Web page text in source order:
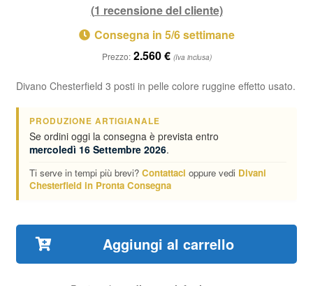
Valutato 5.00
di
1
(1 recensione del cliente)
Consegna in 5/6 settimane
Prezzo: 2.560€ (Iva inclusa)
Divano Chesterfield 3 posti in pelle colore ruggine effetto usato.
PRODUZIONE ARTIGIANALE
Se ordini oggi la consegna è prevista entro
mercoledì 16 Settembre 2026.
Ti serve in tempi più brevi? Contattaci oppure vedi Divani
Chesterfield in Pronta Consegna
Aggiungi al carrello